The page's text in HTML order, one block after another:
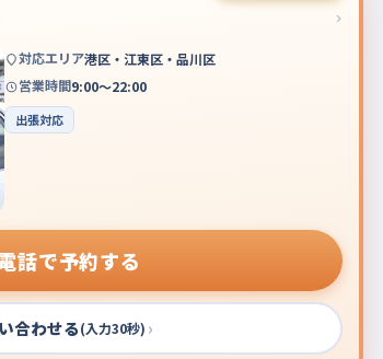
›
対応エリア港区・江東区・品川区
営業時間9:00～22:00
出張対応
話で予約する
合わせる(入力30秒) ›